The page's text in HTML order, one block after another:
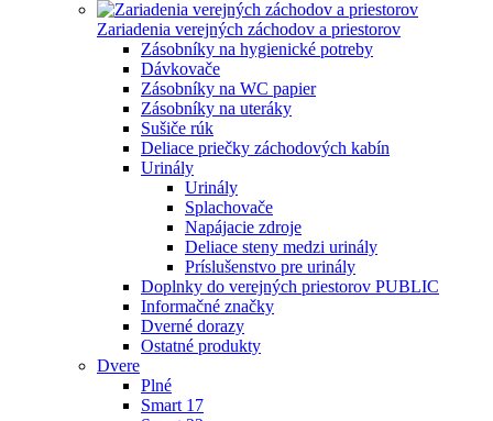
Zariadenia verejných záchodov a priestorov
Zásobníky na hygienické potreby
Dávkovače
Zásobníky na WC papier
Zásobníky na uteráky
Sušiče rúk
Deliace priečky záchodových kabín
Urinály
Urinály
Splachovače
Napájacie zdroje
Deliace steny medzi urinály
Príslušenstvo pre urinály
Doplnky do verejných priestorov PUBLIC
Informačné značky
Dverné dorazy
Ostatné produkty
Dvere
Plné
Smart 17